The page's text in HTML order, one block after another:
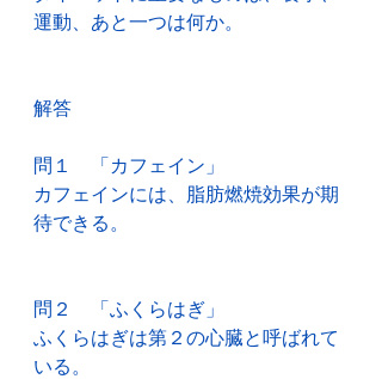
運動、あと一つは何か。
解答
問１　「カフェイン」
カフェインには、脂肪燃焼効果が期
待できる。
問２　「ふくらはぎ」
ふくらはぎは第２の心臓と呼ばれて
いる。